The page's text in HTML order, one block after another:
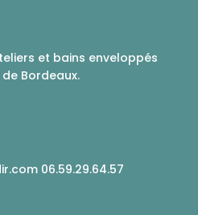
et bains enveloppés
Bordeaux.
06.59.29.64.57